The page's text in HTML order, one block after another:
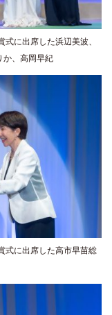
に出席した浜辺美波、
か、高岡早紀
式に出席した高市早苗総